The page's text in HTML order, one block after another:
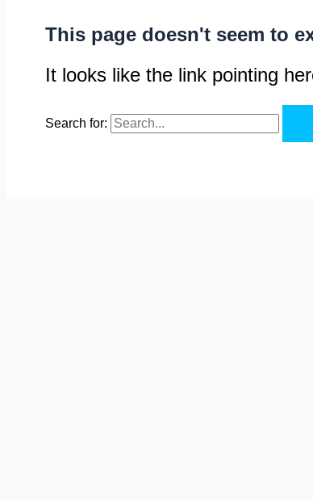
This page doesn't seem to
It looks like the link pointing
Search for: